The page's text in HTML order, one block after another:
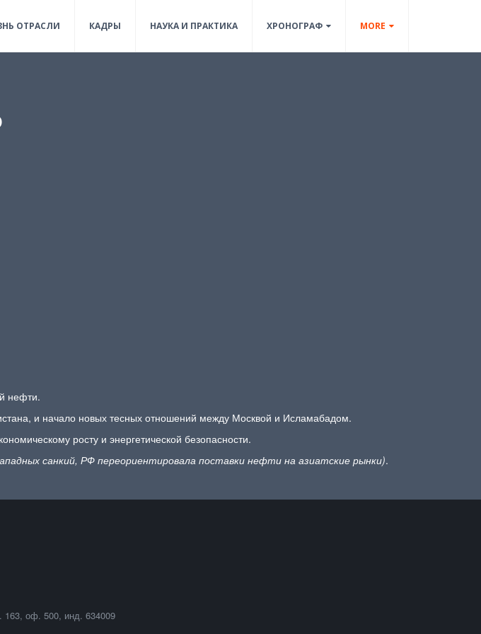
ОТРАСЛИ КАДРЫ НАУКА И ПРАКТИКА ХРОНОГРАФ MORE
нефти.
и начало новых тесных отношений между Москвой и Исламабадом.
росту и энергетической безопасности.
санкий, РФ переориентировала поставки нефти на азиатские рынки).
163, оф. 500, инд. 634009